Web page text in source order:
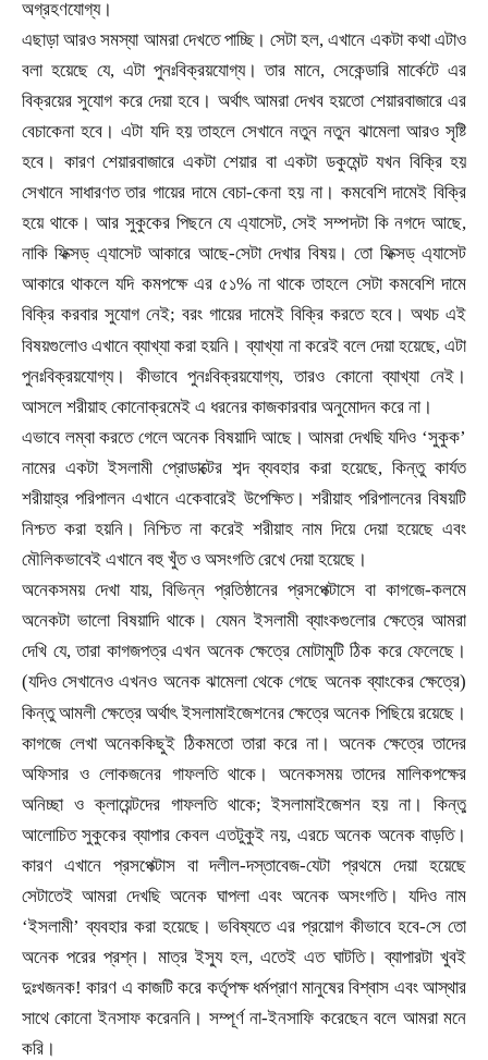
অগ্রহণযোগ্য।
এছাড়া আরও সমস্যা আমরা দেখতে পাচ্ছি। সেটা হল,এখানে একটা কথা এটাও
বলা হয়েছে যে, এটা পুনঃবিক্রয়যোগ্য। তার মানে,সেকেন্ডারি মার্কেটে এর
বিক্রয়ের সুযোগ করে দেয়া হবে। অর্থাৎ আমরা দেখব হয়তো শেয়ারবাজারে এর
বেচাকেনা হবে। এটা যদি হয় তাহলে সেখানে নতুন নতুন ঝামেলা আরও সৃষ্টি
হবে। কারণ শেয়ারবাজারে একটা শেয়ার বা একটা ডকুমেন্ট যখন বিক্রি হয়
সেখানে সাধারণত তার গায়ের দামে বেচা-কেনা হয় না। কমবেশি দামেই বিক্রি
হয়ে থাকে। আর সুকুকের পিছনে যে এ্যাসেট,সেই সম্পদটা কি নগদে আছে,
নাকি ফিক্সড্ এ্যাসেট আকারে আছে-সেটা দেখার বিষয়। তো ফিক্সড্ এ্যাসেট
আকারে থাকলে যদি কমপক্ষে এর ৫১% না থাকে তাহলে সেটা কমবেশি দামে
বিক্রি করবার সুযোগ নেই;বরং গায়ের দামেই বিক্রি করতে হবে। অথচ এই
বিষয়গুলোও এখানে ব্যাখ্যা করা হয়নি ।ব্যাখ্যা না করেই বলে দেয়া হয়েছে,এটা
পুনঃবিক্রয়যোগ্য। কীভাবে পুনঃবিক্রয়যোগ্য,তারও কোনো ব্যাখ্যা নেই।
আসলে শরীয়াহ কোনোক্রমেই এ ধরনের কাজকারবার অনুমোদন করে না।
এভাবে লম্বা করতে গেলে অনেক বিষয়াদি আছে। আমরা দেখছি যদিও ‘সুকুক’
নামের একটা ইসলামী প্রোডাক্টের শব্দ ব্যবহার করা হয়েছে,কিন্তু কার্যত
শরীয়াহ্র পরিপালন এখানে একেবারেই উপেক্ষিত। শরীয়াহ পরিপালনের বিষয়টি
নিশ্চত করা হয়নি। নিশ্চিত না করেই শরীয়াহ নাম দিয়ে দেয়া হয়েছে এবং
মৌলিকভাবেই এখানে বহু খুঁত ও অসংগতি রেখে দেয়া হয়েছে।
অনেকসময় দেখা যায়, বিভিন্ন প্রতিষ্ঠানের প্রসপেক্টাসে বা কাগজে-কলমে
অনেকটা ভালো বিষয়াদি থাকে। যেমন ইসলামী ব্যাংকগুলোর ক্ষেত্রে আমরা
দেখি যে,তারা কাগজপত্র এখন অনেক ক্ষেত্রে মোটামুটি ঠিক করে ফেলেছে।
(যদিও সেখানেও এখনও অনেক ঝামেলা থেকে গেছে অনেক ব্যাংকের ক্ষেত্রে)
কিন্তু আমলী ক্ষেত্রে অর্থাৎ ইসলামাইজেশনের ক্ষেত্রে অনেক পিছিয়ে রয়েছে ।
কাগজে লেখা অনেককিছুই ঠিকমতো তারা করে না। অনেক ক্ষেত্রে তাদের
অফিসার ও লোকজনের গাফলতি থাকে। অনেকসময় তাদের মালিকপক্ষের
অনিচ্ছা ও ক্লায়েন্টদের গাফলতি থাকে;ইসলামাইজেশন হয় না। কিন্তু
আলোচিত সুকুকের ব্যাপার কেবল এতটুকুই নয়, এরচে অনেক অনেক বাড়তি।
কারণ এখানে প্রসপেক্টাস বা দলীল-দস্তাবেজ-যেটা প্রথমে দেয়া হয়েছে
সেটাতেই আমরা দেখছি অনেক ঘাপলা এবং অনেক অসংগতি। যদিও নাম
‘ইসলামী’ ব্যবহার করা হয়েছে। ভবিষ্যতে এর প্রয়োগ কীভাবে হবে-সে তো
অনেক পরের প্রশ্ন। মাত্র ইস্যু হল,এতেই এত ঘাটতি। ব্যাপারটা খুবই
দুঃখজনক! কারণ এ কাজটি করে কর্তৃপক্ষ ধর্মপ্রাণ মানুষের বিশ্বাস এবং আস্থার
সাথে কোনো ইনসাফ করেননি। সম্পূর্ণ না-ইনসাফি করেছেন বলে আমরা মনে
করি।